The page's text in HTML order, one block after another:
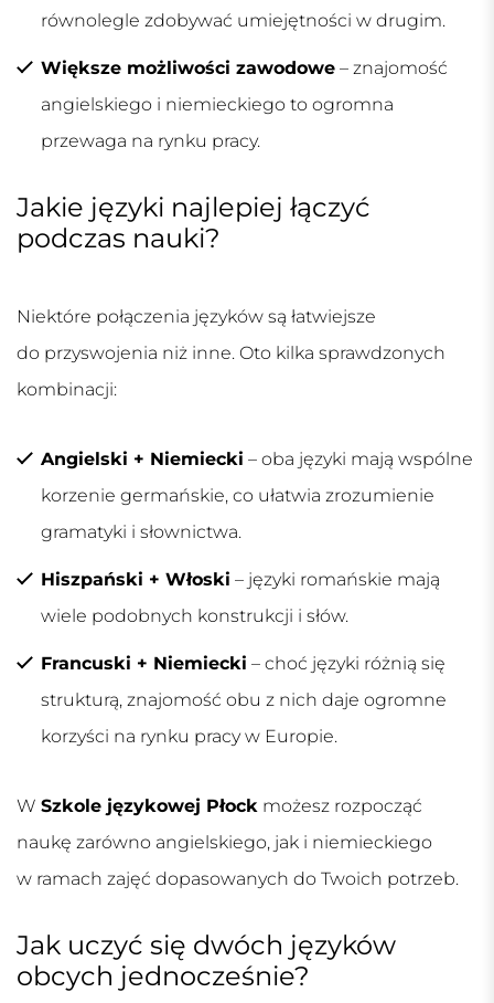
równolegle zdobywać umiejętności w drugim.
Większe możliwości zawodowe – znajomość
angielskiego i niemieckiego to ogromna
przewaga na rynku pracy.
Jakie języki najlepiej łączyć
podczas nauki?
Niektóre połączenia języków są łatwiejsze
do przyswojenia niż inne. Oto kilka sprawdzonych
kombinacji:
Angielski + Niemiecki – oba języki mają wspólne
korzenie germańskie, co ułatwia zrozumienie
gramatyki i słownictwa.
Hiszpański + Włoski – języki romańskie mają
wiele podobnych konstrukcji i słów.
Francuski + Niemiecki – choć języki różnią się
strukturą, znajomość obu z nich daje ogromne
korzyści na rynku pracy w Europie.
W Szkole językowej Płock możesz rozpocząć
naukę zarówno angielskiego, jak i niemieckiego
w ramach zajęć dopasowanych do Twoich potrzeb.
Jak uczyć się dwóch języków
obcych jednocześnie?